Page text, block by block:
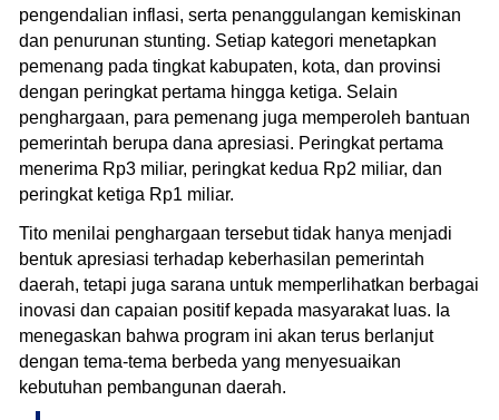
pengendalian inflasi, serta penanggulangan kemiskinan
dan penurunan stunting. Setiap kategori menetapkan
pemenang pada tingkat kabupaten, kota, dan provinsi
dengan peringkat pertama hingga ketiga. Selain
penghargaan, para pemenang juga memperoleh bantuan
pemerintah berupa dana apresiasi. Peringkat pertama
menerima Rp3 miliar, peringkat kedua Rp2 miliar, dan
peringkat ketiga Rp1 miliar.
Tito menilai penghargaan tersebut tidak hanya menjadi
bentuk apresiasi terhadap keberhasilan pemerintah
daerah, tetapi juga sarana untuk memperlihatkan berbagai
inovasi dan capaian positif kepada masyarakat luas. Ia
menegaskan bahwa program ini akan terus berlanjut
dengan tema-tema berbeda yang menyesuaikan
kebutuhan pembangunan daerah.